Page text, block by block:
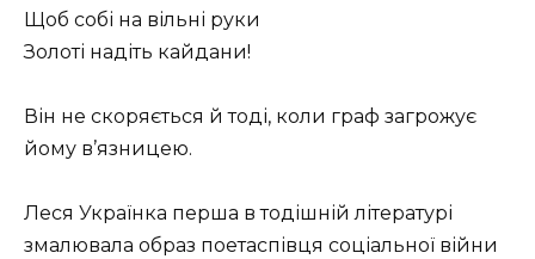
Щоб собі на вільні руки
Золоті надіть кайдани!
Він не скоряється й тоді, коли граф загрожує
йому в’язницею.
Леся Українка перша в тодішній літературі
змалювала образ поетаспівця соціальної війни